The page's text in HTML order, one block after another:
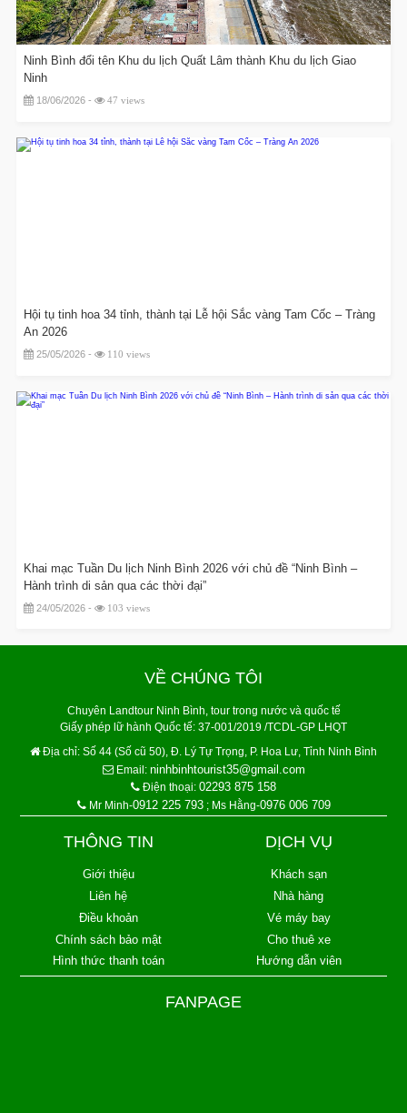
Ninh Bình đổi tên Khu du lịch Quất Lâm thành Khu du lịch Giao
Ninh
18/06/2026 - 47 views
Hội tụ tinh hoa 34 tỉnh, thành tại Lễ hội Sắc vàng Tam Cốc – Tràng
An 2026
25/05/2026 - 110 views
Khai mạc Tuần Du lịch Ninh Bình 2026 với chủ đề “Ninh Bình –
Hành trình di sản qua các thời đại”
24/05/2026 - 103 views
VỀ CHÚNG TÔI
Chuyên Landtour Ninh Bình, tour trong nước và quốc tế
Giấy phép lữ hành Quốc tế: 37-001/2019 /TCDL-GP LHQT
Địa chỉ: Số 44 (Số cũ 50), Đ. Lý Tự Trọng, P. Hoa Lư, Tỉnh Ninh Bình
Email: ninhbinhtourist35@gmail.com
Điện thoại: 02293 875 158
Mr Minh-0912 225 793; Ms Hằng-0976 006 709
THÔNG TIN
Giới thiệu
Liên hệ
Điều khoản
Chính sách bảo mật
Hình thức thanh toán
DỊCH VỤ
Khách sạn
Nhà hàng
Vé máy bay
Cho thuê xe
Hướng dẫn viên
FANPAGE